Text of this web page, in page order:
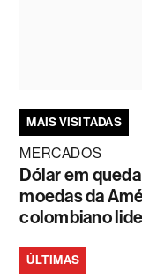
MAIS VISITADAS
MERCADOS
Dólar em
moedas da
colombiano
ÚLTIMAS